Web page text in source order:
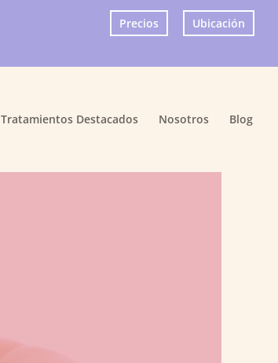
Precios Ubicación
Tratamientos Destacados Nosotros Blog
×